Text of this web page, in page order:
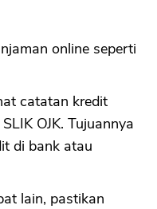
online seperti
catatan kredit
OJK. Tujuannya
di bank atau
lain, pastikan
OK
CANCEL